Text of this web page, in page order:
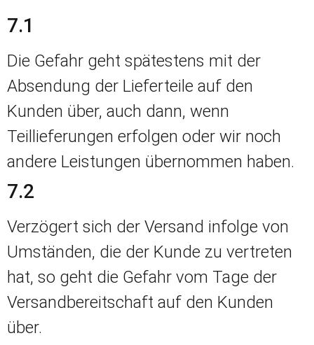
7.1
Die Gefahr geht spätestens mit der
Absendung der Lieferteile auf den
Kunden über, auch dann, wenn
Teillieferungen erfolgen oder wir noch
andere Leistungen übernommen haben.
7.2
Verzögert sich der Versand infolge von
Umständen, die der Kunde zu vertreten
hat, so geht die Gefahr vom Tage der
Versandbereitschaft auf den Kunden
über.